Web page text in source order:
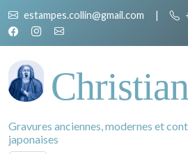
estampes.collin@gmail.com |
Gravures anciennes, modernes et
japonaises